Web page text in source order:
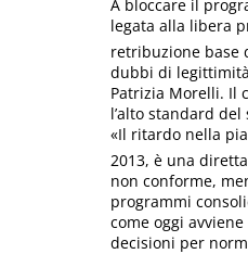
A bloccare il
legata alla libera
retribuzione base
dubbi di
Patrizia Morelli. Il
l’alto standard del
«Il ritardo nella
2013, è una
non conforme,
programmi
come oggi
decisioni per